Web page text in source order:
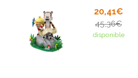
20,41€
45,36€
disponible